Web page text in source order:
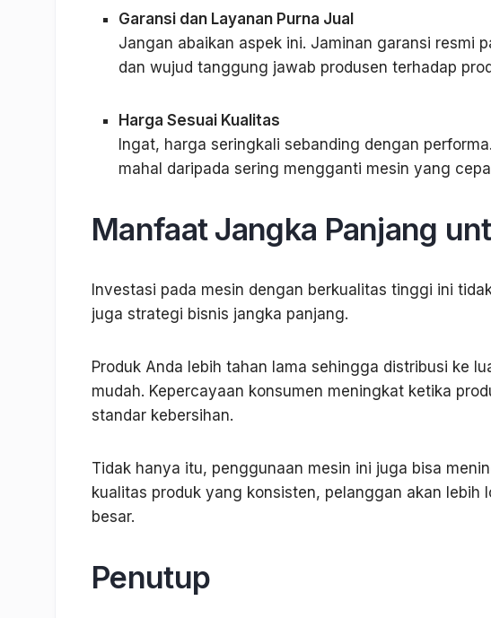
Garansi dan Layanan Purna Jual
Jangan abaikan aspek ini. Jaminan garansi resmi
dan wujud tanggung jawab produsen terhadap
Harga Sesuai Kualitas
Ingat, harga seringkali sebanding dengan
mahal daripada sering mengganti mesin yang
Manfaat Jangka Panjang
Investasi pada mesin dengan berkualitas tinggi ini
juga strategi bisnis jangka panjang.
Produk Anda lebih tahan lama sehingga distribusi ke
mudah. Kepercayaan konsumen meningkat ketika
standar kebersihan.
Tidak hanya itu, penggunaan mesin ini juga bisa
kualitas produk yang konsisten, pelanggan akan lebih
besar.
Penutup